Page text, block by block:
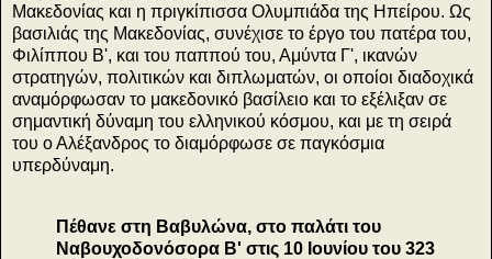
Μακεδονίας και η πριγκίπισσα Ολυμπιάδα της Ηπείρου. Ως
βασιλιάς της Μακεδονίας, συνέχισε το έργο του πατέρα του,
Φιλίππου Β', και του παππού του, Αμύντα Γ', ικανών
στρατηγών, πολιτικών και διπλωματών, οι οποίοι διαδοχικά
αναμόρφωσαν το μακεδονικό βασίλειο και το εξέλιξαν σε
σημαντική δύναμη του ελληνικού κόσμου, και με τη σειρά
του ο Αλέξανδρος το διαμόρφωσε σε παγκόσμια
υπερδύναμη.
Πέθανε στη Βαβυλώνα, στο παλάτι του
Ναβουχοδονόσορα Β' στις 10 Ιουνίου του 323